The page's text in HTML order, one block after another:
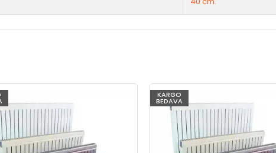
KARGO
BEDAVA